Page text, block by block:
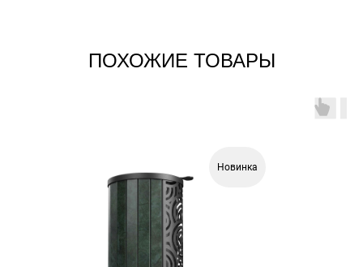
ПОХОЖИЕ ТОВАРЫ
Новинка